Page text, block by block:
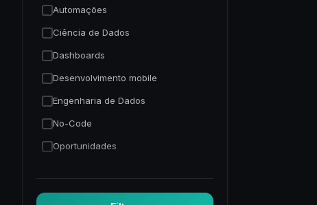
Automações
Ciência de Dados
Dashboards
Desenvolvimento mobile
Engenharia de Dados
No-Code
Oportunidades
Trading Quantitativo